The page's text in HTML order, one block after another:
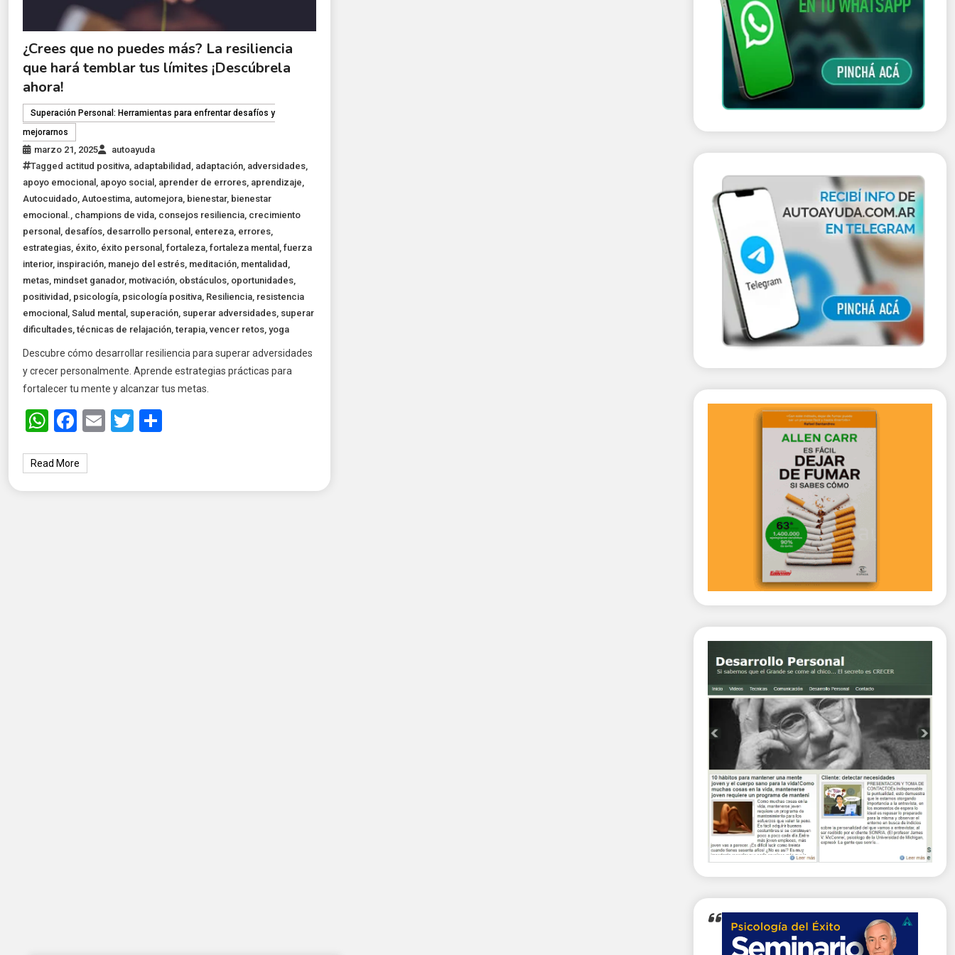
¿Crees que no puedes más? La resiliencia
que hará temblar tus límites ¡Descúbrela
ahora!
Superación Personal: Herramientas para enfrentar desafíos y
mejorarnos
marzo 21, 2025
autoayuda
Tagged actitud positiva, adaptabilidad , adaptación, adversidades,
apoyo emocional , apoyo social , aprender de errores, aprendizaje,
Autocuidado,Autoestima, automejora, bienestar, bienestar
emocional., champions de vida, consejos resiliencia, crecimiento
personal , desafíos, desarrollo personal , entereza, errores,
estrategias, éxito, éxito personal ,fortaleza,fortaleza mental ,fuerza
interior, inspiración, manejo del estrés, meditación, mentalidad ,
metas, mindset ganador, motivación, obstáculos, oportunidades,
positividad , psicología, psicología positiva, Resiliencia, resistencia
emocional ,Salud mental , superación, superar adversidades, superar
dificultades,técnicas de relajación,terapia,vencer retos,yoga
Descubre cómo desarrollar resiliencia para superar adversidades
y crecer personalmente. Aprende estrategias prácticas para
fortalecer tu mente y alcanzar tus metas.
WhatsApp
Facebook
EmailTwitter
Read More